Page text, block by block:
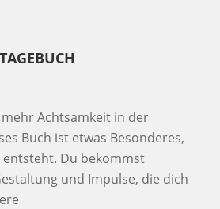
Achtsamkeit in der
Buch ist etwas Besonderes,
Du bekommst
und Impulse, die dich